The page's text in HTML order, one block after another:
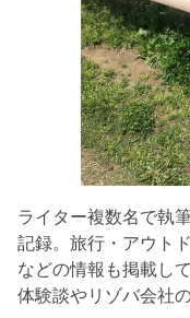
ライター複数名で執
記録。旅行・アウト
などの情報も掲載し
体験談やリゾバ会社の